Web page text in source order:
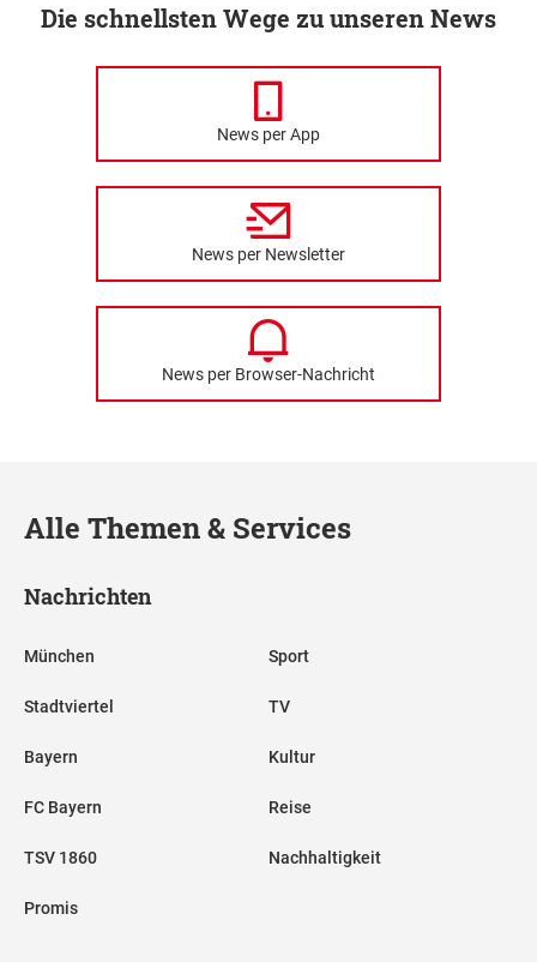
Die schnellsten Wege zu unseren News
News per App
News per Newsletter
News per Browser-Nachricht
Alle Themen & Services
Nachrichten
München
Stadtviertel
Bayern
FC Bayern
TSV 1860
Promis
Sport
TV
Kultur
Reise
Nachhaltigkeit